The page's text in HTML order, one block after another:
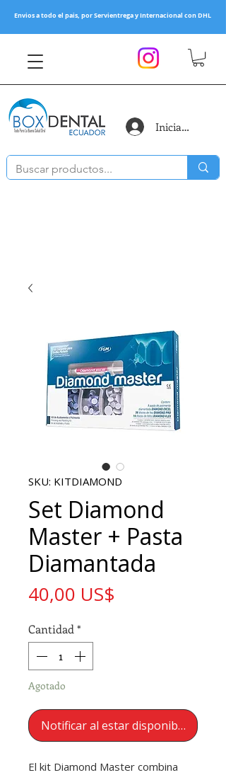
Envios a todo el pais, por Servientrega y Internacional con DHL
Iniciar sesión
SKU: KITDIAMOND
Set Diamond
Master + Pasta
Diamantada
40,00 US$
Cantidad *
Agotado
Notificar al estar disponible
El kit Diamond Master combina